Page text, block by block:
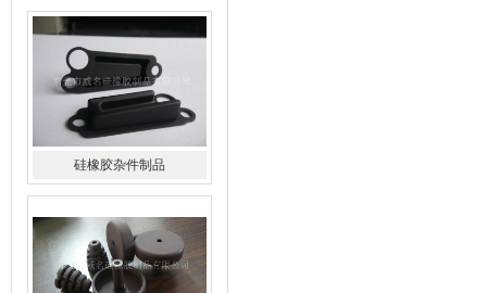
硅橡胶杂件制品
塑胶包硅胶